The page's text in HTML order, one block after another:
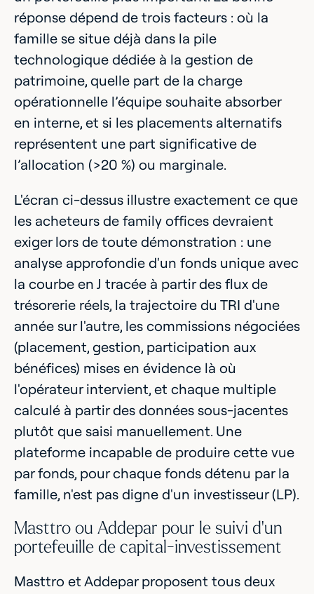
réponse dépend de trois facteurs : où la
famille se situe déjà dans la pile
technologique dédiée à la gestion de
patrimoine, quelle part de la charge
opérationnelle l’équipe souhaite absorber
en interne, et si les placements alternatifs
représentent une part significative de
l’allocation (>20 %) ou marginale.
L'écran ci-dessus illustre exactement ce que
les acheteurs de family offices devraient
exiger lors de toute démonstration : une
analyse approfondie d'un fonds unique avec
la courbe en J tracée à partir des flux de
trésorerie réels, la trajectoire du TRI d'une
année sur l'autre, les commissions négociées
(placement, gestion, participation aux
bénéfices) mises en évidence là où
l'opérateur intervient, et chaque multiple
calculé à partir des données sous-jacentes
plutôt que saisi manuellement. Une
plateforme incapable de produire cette vue
par fonds, pour chaque fonds détenu par la
famille, n'est pas digne d'un investisseur (LP).
Masttro ou Addepar pour le suivi d'un
portefeuille de capital-investissement
Masttro et Addepar proposent tous deux